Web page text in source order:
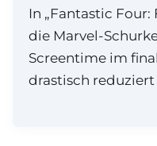
In „Fantastic
die Marvel-
Screentime im
drastisch